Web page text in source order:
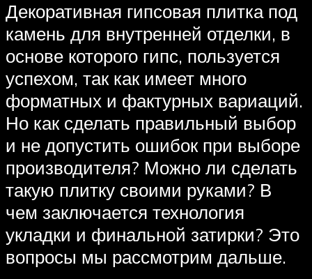
Декоративная гипсовая плитка под
камень для внутренней отделки, в
основе которого гипс, пользуется
успехом, так как имеет много
форматных и фактурных вариаций.
Но как сделать правильный выбор
и не допустить ошибок при выборе
производителя? Можно ли сделать
такую плитку своими руками? В
чем заключается технология
укладки и финальной затирки? Это
вопросы мы рассмотрим дальше.